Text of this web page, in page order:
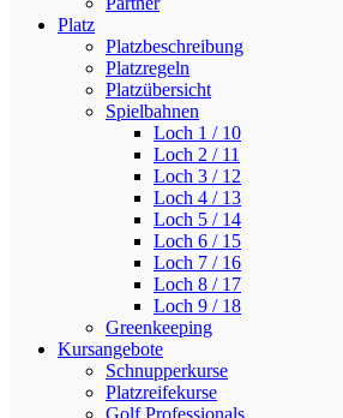
Platz
Platzbeschreibung
Platzregeln
Platzübersicht
Spielbahnen
Loch 1 / 10
Loch 2 / 11
Loch 3 / 12
Loch 4 / 13
Loch 5 / 14
Loch 6 / 15
Loch 7 / 16
Loch 8 / 17
Loch 9 / 18
Greenkeeping
Kursangebote
Schnupperkurse
Platzreifekurse
Golf Professionals